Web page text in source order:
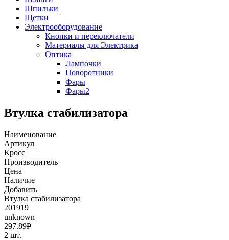
Шпильки
Щетки
Электрооборудование
Кнопки и переключатели
Материалы для Электрика
Оптика
Лампочки
Поворотники
Фары
Фары2
Втулка стабилизатора
Наименование
Артикул
Кросс
Производитель
Цена
Наличие
Добавить
Втулка стабилизатора
201919
unknown
297.89Р
2 шт.